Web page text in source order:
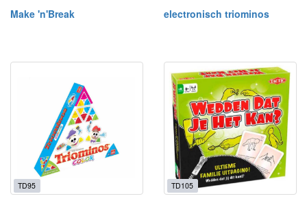
Make 'n'Break electronisch triominos
TD95 TD105